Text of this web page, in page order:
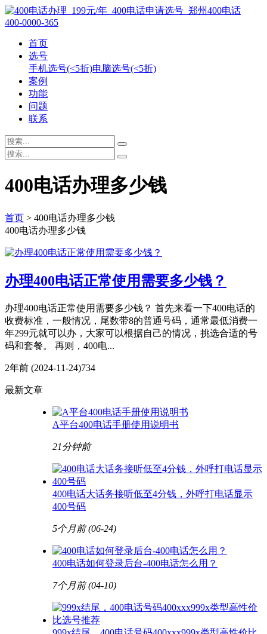
400-0000-365
首页
选号
手机选号(<5折)电脑选号(<5折)
案例
功能
问题
联系
400电话办理多少钱
首页 > 400电话办理多少钱
400电话办理多少钱
办理400电话正常使用需要多少钱？
办理400电话正常使用需要多少钱？ 首先来看一下400电话的
收费标准，一般情况，尾数带8的普通号码，通常最低消费一
年299元就可以办，大家可以根据自己的情况，挑选合适的号
码和套餐。 再则，400电...
2年前 (2024-11-24)734
最新文章
A平台400电话手册使用说明书
21分钟前
400电话大话务接听低至4分钱，外呼打电话显示
400号码
5个月前(06-24)
400电话如何登录后台-400电话怎么用？
7个月前(04-10)